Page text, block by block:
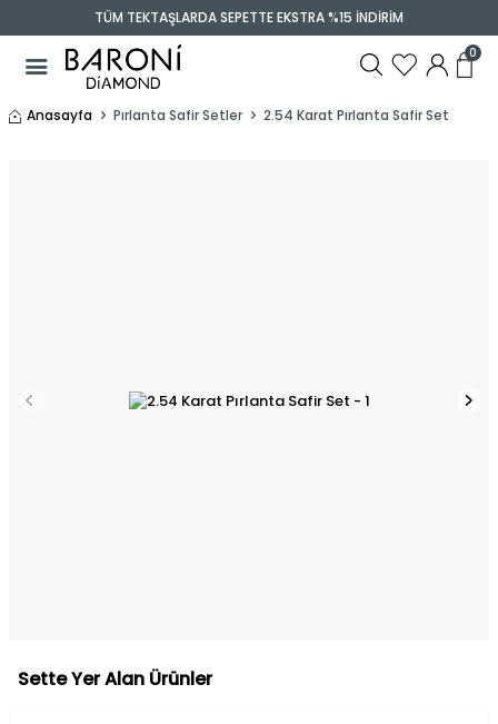
TÜM TEKTAŞLARDA SEPETTE EKSTRA %15 İNDİRİM
0
Anasayfa Pırlanta Safir Setler 2.54 Karat Pırlanta Safir Set
Sette Yer Alan Ürünler